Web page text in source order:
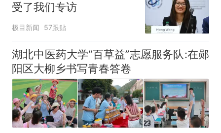
受了我们专访
极目新闻 57跟贴
湖北中医药大学“百草益”志愿服务队:在郧
阳区大柳乡书写青春答卷